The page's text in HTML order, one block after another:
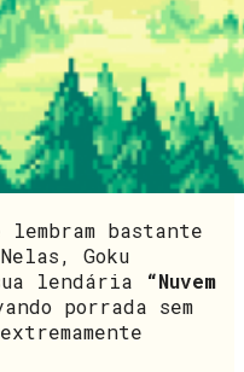
bastante
Goku
lendária
“Nuvem
porrada sem